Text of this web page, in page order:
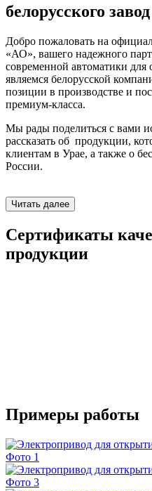
белорусского
Добро пожаловать на
«АО», вашего надежного
современной автоматики
являемся белорусской
позиции в производстве и
премиум-класса.
Мы рады поделиться с вами
рассказать об продукции,
клиентам в Урае, а также о
России.
Читать далее
Сертификаты
продукции
Примеры работы